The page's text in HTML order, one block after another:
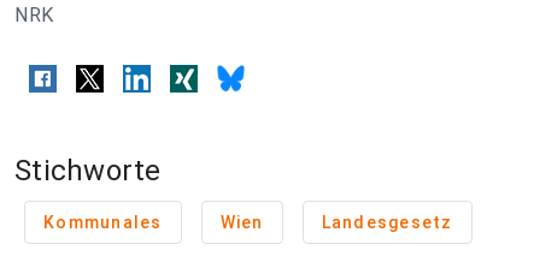
NRK
Stichworte
Kommunales Wien Landesgesetz